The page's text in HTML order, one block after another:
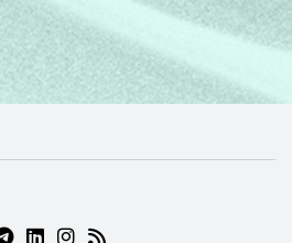
(ABRE EM NOVA ABA)
NIC.BR (ABRE EM NOVA ABA)
DO NIC.BR (ABRE EM NOVA
DO NIC.BR (ABRE EM NOVA
DO NIC.BR (ABRE EM
LINKEDIN DO NIC.BR (ABRE
INSTAGRAM DO NIC.BR
RSS DO NIC.BR (ABRE